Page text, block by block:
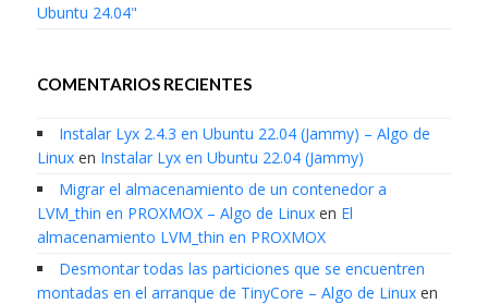
Ubuntu 24.04"
COMENTARIOS RECIENTES
Instalar Lyx 2.4.3 en Ubuntu 22.04 (Jammy) – Algo de
Linuxen Instalar Lyx en Ubuntu 22.04 (Jammy)
Migrar el almacenamiento de un contenedor a
LVM_thin en PROXMOX – Algo de Linuxen El
almacenamiento LVM_thin en PROXMOX
Desmontar todas las particiones que se encuentren
montadas en el arranque de TinyCore – Algo de Linuxen